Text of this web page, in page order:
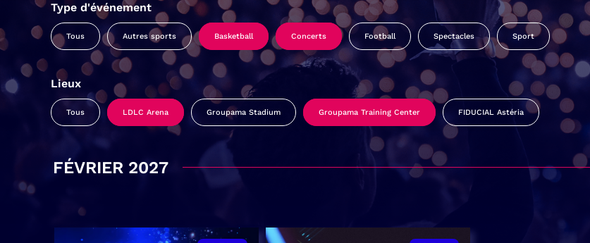
Type d'événement
Tous Autres sports Basketball Concerts Football Spectacles Sport
Lieux
Tous LDLC Arena Groupama Stadium Groupama Training Center FIDUCIAL Astéria
FÉVRIER 2027